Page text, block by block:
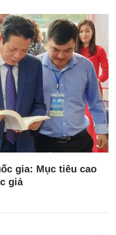
gia: Mục tiêu cao
giả